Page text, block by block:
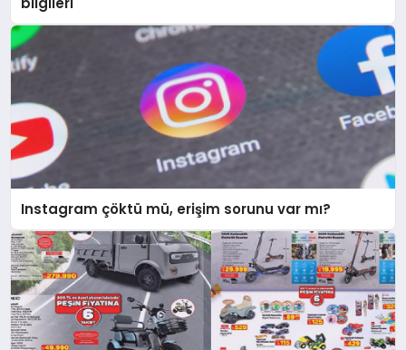
Instagram çöktü mü, erişim sorunu var mı?